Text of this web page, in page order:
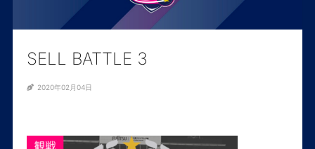
SELL BATTLE 3
2020年02月04日